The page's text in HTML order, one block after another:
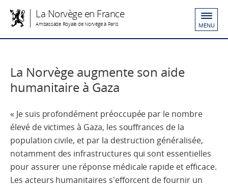
La Norvège en France
Ambassade Royale de Norvège à Paris MENU
La Norvège augmente son aide
humanitaire à Gaza
« Je suis profondément préoccupée par le nombre
élevé de victimes à Gaza, les souffrances de la
population civile, et par la destruction généralisée,
notamment des infrastructures qui sont essentielles
pour assurer une réponse médicale rapide et efficace.
Les acteurs humanitaires s'efforcent de fournir un